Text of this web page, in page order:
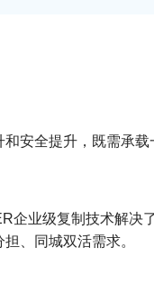
安全提升，既需承载
企业级复制技术解决
、同城双活需求。